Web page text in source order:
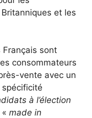
et les
Français sont
consommateurs
vente avec un
à l’élection
made in